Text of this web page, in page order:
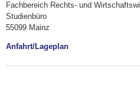
Fachbereich Rechts- und
Studienbüro
55099 Mainz
Anfahrt/Lageplan